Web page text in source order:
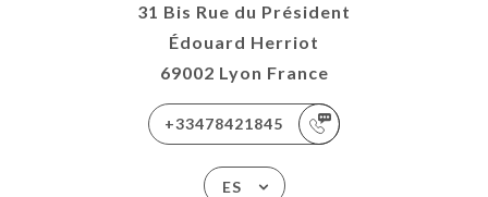
31 Bis Rue du Président
Édouard Herriot
69002 Lyon France
+33478421845
ES